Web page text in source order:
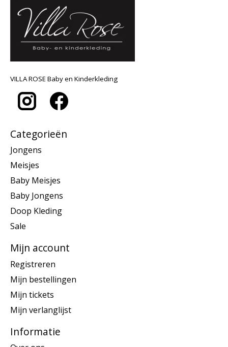
VILLA ROSE Baby en Kinderkleding
Categorieën
Jongens
Meisjes
Baby Meisjes
Baby Jongens
Doop Kleding
Sale
Mijn account
Registreren
Mijn bestellingen
Mijn tickets
Mijn verlanglijst
Informatie